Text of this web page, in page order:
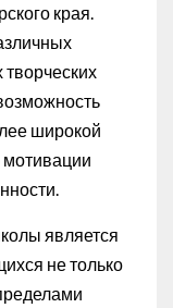
края.
широкой
является
не только